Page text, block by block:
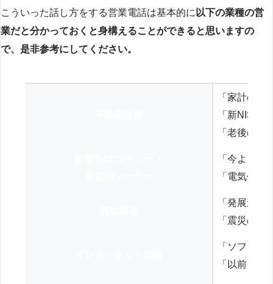
こういった話し方をする営業電話は基本的に 以下の業種の営
業だと分かっておくと身構えることができると思いますの
で、是非参考にしてください。
「家計の見
「新NISA
「老後の
「今より
「電気代を
「発展途
「震災の
「ソフト
「以前、